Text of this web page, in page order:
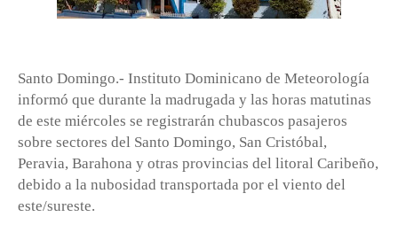
Santo Domingo.- Instituto Dominicano de Meteorología
informó que durante la madrugada y las horas matutinas
de este miércoles se registrarán chubascos pasajeros
sobre sectores del Santo Domingo, San Cristóbal,
Peravia, Barahona y otras provincias del litoral Caribeño,
debido a la nubosidad transportada por el viento del
este/sureste.